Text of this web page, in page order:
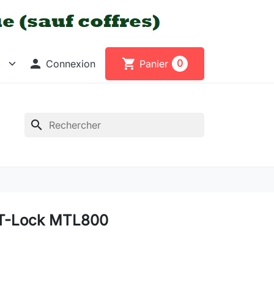
 Connexion shopping_cart Panier 0
search
Lock MTL800